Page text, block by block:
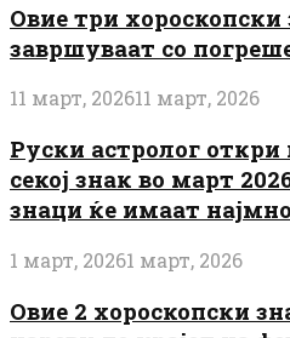
Овие три хороскопски
завршуваат со
11 март, 202611 март, 2026
Руски астролог
секој знак во март
знаци ќе имаат
1 март, 20261 март, 2026
Овие 2 хороскопски